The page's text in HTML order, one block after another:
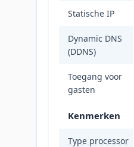
Statische IP
Dynamic DNS
(DDNS)
Toegang voor
gasten
Kenmerken
Type processor